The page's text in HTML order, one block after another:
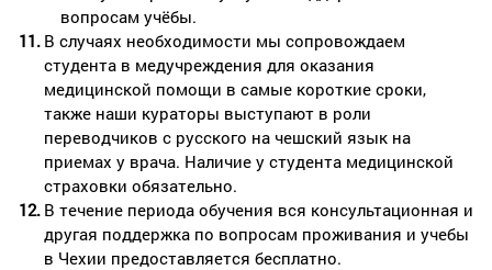
вопросам учёбы.
В случаях необходимости мы сопровождаем
студента в медучреждения для оказания
медицинской помощи в самые короткие сроки,
также наши кураторы выступают в роли
переводчиков с русского на чешский язык на
приемах у врача. Наличие у студента медицинской
страховки обязательно.
В течение периода обучения вся консультационная и
другая поддержка по вопросам проживания и учебы
в Чехии предоставляется бесплатно.